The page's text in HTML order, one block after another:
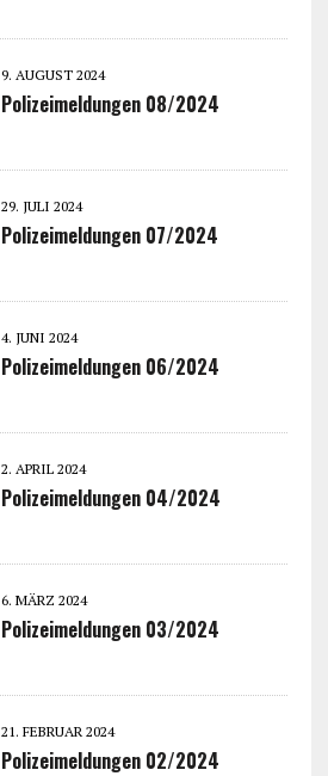
9. AUGUST 2024
Polizeimeldungen 08/2024
29. JULI 2024
Polizeimeldungen 07/2024
4. JUNI 2024
Polizeimeldungen 06/2024
2. APRIL 2024
Polizeimeldungen 04/2024
6. MÄRZ 2024
Polizeimeldungen 03/2024
21. FEBRUAR 2024
Polizeimeldungen 02/2024